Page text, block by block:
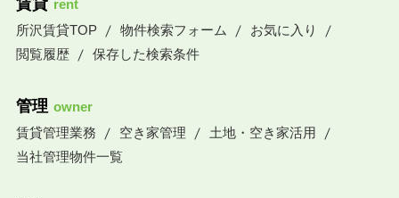
rent
所沢賃貸TOP
物件検索フォーム
お気に入り
閲覧履歴
保存した検索条件
管理 owner
賃貸管理業務
空き家管理
土地・空き家活用
当社管理物件一覧